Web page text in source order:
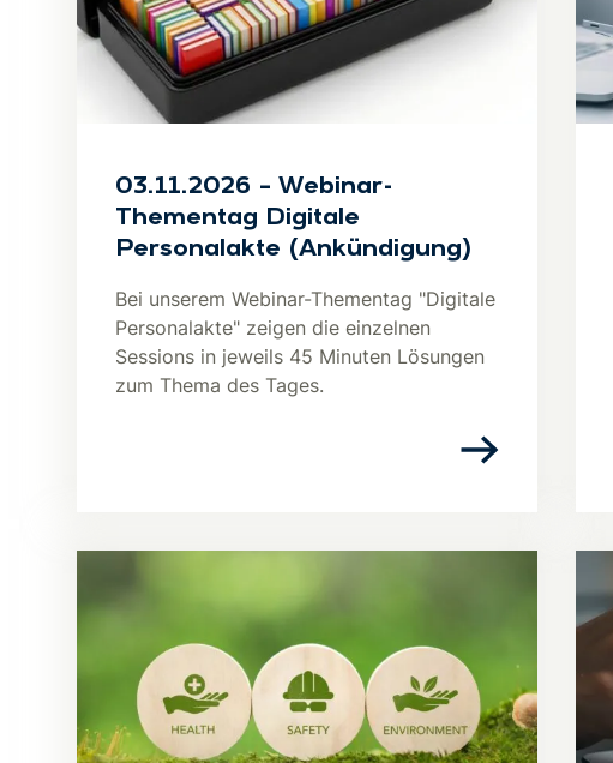
03.11.2026 – Webinar-
Thementag Digitale
Personalakte (Ankündigung)
Bei unserem Webinar-Thementag "Digitale
Personalakte" zeigen die einzelnen
Sessions in jeweils 45 Minuten Lösungen
zum Thema des Tages.